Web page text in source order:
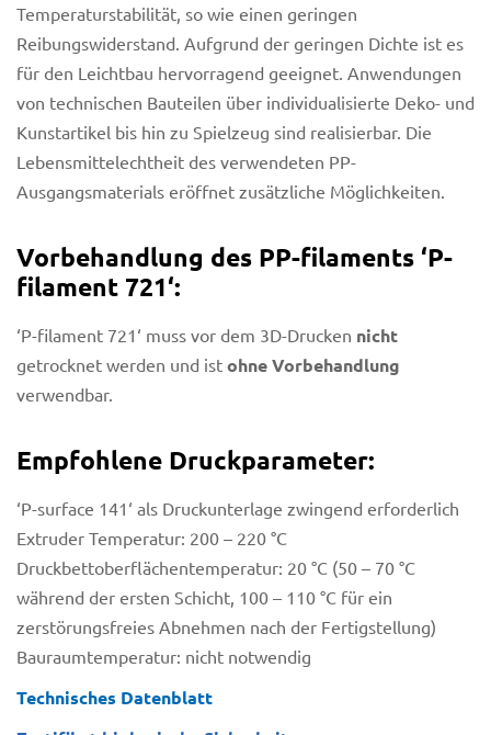
Temperaturstabilität, so wie einen geringen
Reibungswiderstand. Aufgrund der geringen Dichte ist es
für den Leichtbau hervorragend geeignet. Anwendungen
von technischen Bauteilen über individualisierte Deko- und
Kunstartikel bis hin zu Spielzeug sind realisierbar. Die
Lebensmittelechtheit des verwendeten PP-
Ausgangsmaterials eröffnet zusätzliche Möglichkeiten.
Vorbehandlung des PP-filaments ‘P-
filament 721‘:
‘P-filament 721‘ muss vor dem 3D-Drucken nicht
getrocknet werden und ist ohne Vorbehandlung
verwendbar.
Empfohlene Druckparameter:
‘P-surface 141‘ als Druckunterlage zwingend erforderlich
Extruder Temperatur: 200 – 220 °C
Druckbettoberflächentemperatur: 20 °C (50 – 70 °C
während der ersten Schicht, 100 – 110 °C für ein
zerstörungsfreies Abnehmen nach der Fertigstellung)
Bauraumtemperatur: nicht notwendig
Technisches Datenblatt